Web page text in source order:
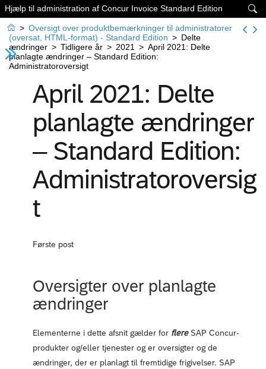

Hjælp til administration af Concur Invoice Standard Edition
 > Oversigt over produktbemærkninger til administratorer
(oversat, HTML-format) - Standard Edition > Delte
ændringer > Tidligere år > 2021 > April 2021: Delte
planlagte ændringer – Standard Edition:
Administratoroversigt
April 2021: Delte
planlagte ændringer
– Standard Edition:
Administratoroversig
t
Første post
Oversigter over planlagte
ændringer
Elementerne i dette afsnit gælder for flereSAP Concur-
produkter og/eller tjenester og er oversigter og de
ændringer, der er planlagt til fremtidige frigivelser. SAP